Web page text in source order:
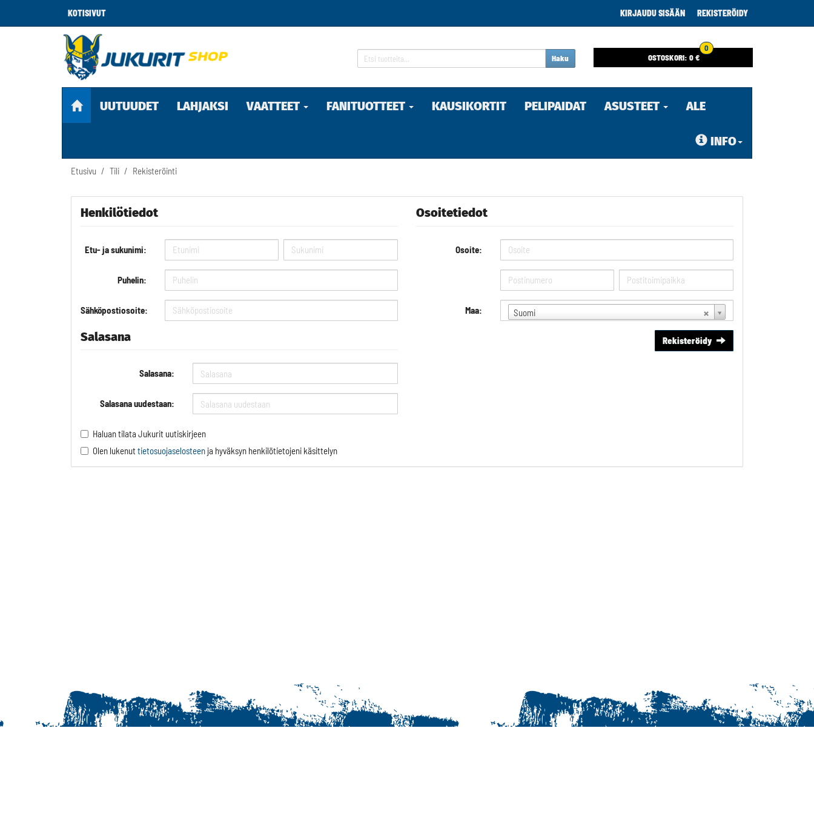
KOTISIVUT KIRJAUDU SISÄÄN REKISTERÖIDY
Haku OSTOSKORI: 0 €
0
UUTUUDET LAHJAKSI VAATTEET FANITUOTTEET KAUSIKORTIT PELIPAIDAT ASUSTEET ALE
INFO
Etusivu Tili Rekisteröinti
Henkilötiedot
Etu- ja sukunimi:
Puhelin:
Sähköpostiosoite:
Salasana
Salasana:
Salasana uudestaan:
Osoitetiedot
Osoite:
Maa: Suomi
Rekisteröidy
Haluan tilata Jukurit uutiskirjeen
Olen lukenut tietosuojaselosteen ja hyväksyn henkilötietojeni käsittelyn